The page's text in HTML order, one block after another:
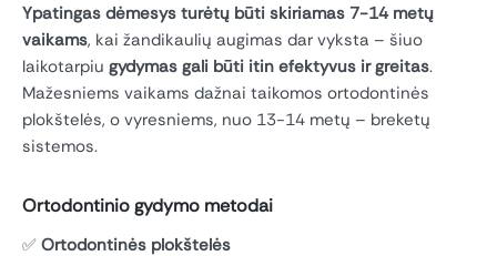
Ypatingas dėmesys turėtų būti skiriamas 7-14 metų
vaikams, kai žandikaulių augimas dar vyksta – šiuo
laikotarpiu gydymas gali būti itin efektyvus ir greitas.
Mažesniems vaikams dažnai taikomos ortodontinės
plokštelės, o vyresniems, nuo 13-14 metų – breketų
sistemos.
Ortodontinio gydymo metodai
✅ Ortodontinės plokštelės